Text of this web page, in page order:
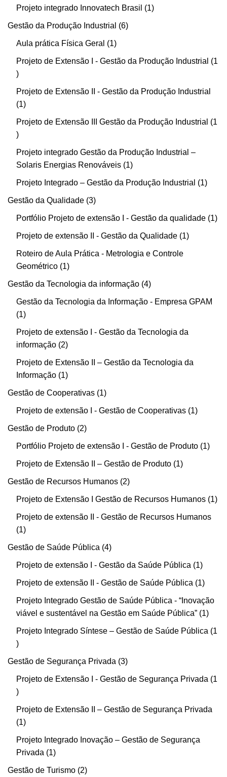
Projeto integrado Innovatech Brasil 1
Gestão da Produção Industrial 6
Aula prática Física Geral 1
Projeto de Extensão I - Gestão da Produção Industrial 1
Projeto de Extensão II - Gestão da Produção Industrial
1
Projeto de Extensão III Gestão da Produção Industrial 1
Projeto integrado Gestão da Produção Industrial –
Solaris Energias Renováveis 1
Projeto Integrado – Gestão da Produção Industrial 1
Gestão da Qualidade 3
Portfólio Projeto de extensão I - Gestão da qualidade 1
Projeto de extensão II - Gestão da Qualidade 1
Roteiro de Aula Prática - Metrologia e Controle
Geométrico 1
Gestão da Tecnologia da informação 4
Gestão da Tecnologia da Informação - Empresa GPAM
1
Projeto de extensão I - Gestão da Tecnologia da
informação 2
Projeto de Extensão II – Gestão da Tecnologia da
Informação 1
Gestão de Cooperativas 1
Projeto de extensão I - Gestão de Cooperativas 1
Gestão de Produto 2
Portfólio Projeto de extensão I - Gestão de Produto 1
Projeto de Extensão II – Gestão de Produto 1
Gestão de Recursos Humanos 2
Projeto de Extensão I Gestão de Recursos Humanos 1
Projeto de extensão II - Gestão de Recursos Humanos
1
Gestão de Saúde Pública 4
Projeto de extensão I - Gestão da Saúde Pública 1
Projeto de extensão II - Gestão de Saúde Pública 1
Projeto Integrado Gestão de Saúde Pública - “Inovação
viável e sustentável na Gestão em Saúde Pública” 1
Projeto Integrado Síntese – Gestão de Saúde Pública 1
Gestão de Segurança Privada 3
Projeto de Extensão I - Gestão de Segurança Privada 1
Projeto de Extensão II – Gestão de Segurança Privada
1
Projeto Integrado Inovação – Gestão de Segurança
Privada
1
Gestão de Turismo 2